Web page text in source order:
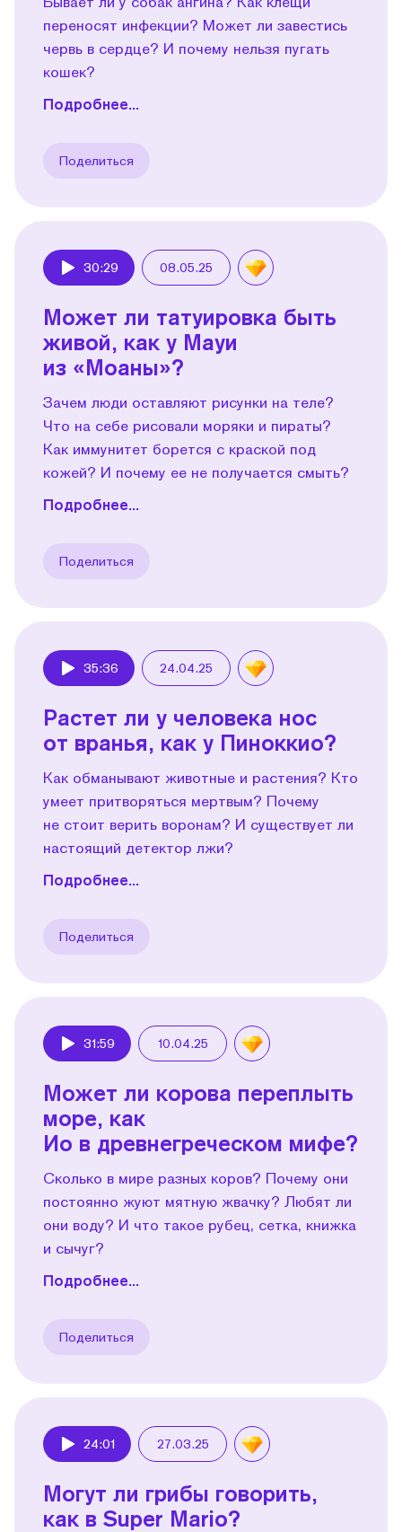
переносят инфекции? Может ли завестись
червь в сердце? И почему нельзя пугать
кошек?
Подробнее...
Поделиться
30:29 08.05.25
Может ли татуировка быть
живой, как у Мауи
из «Моаны»?
Зачем люди оставляют рисунки на теле?
Что на себе рисовали моряки и пираты?
Как иммунитет борется с краской под
кожей? И почему ее не получается смыть?
Подробнее...
Поделиться
35:36 24.04.25
Растет ли у человека нос
от вранья, как у Пиноккио?
Как обманывают животные и растения? Кто
умеет притворяться мертвым? Почему
не стоит верить воронам? И существует ли
настоящий детектор лжи?
Подробнее...
Поделиться
31:59 10.04.25
Может ли корова переплыть
море, как
Ио в древнегреческом мифе?
Сколько в мире разных коров? Почему они
постоянно жуют мятную жвачку? Любят ли
они воду? И что такое рубец, сетка, книжка
и сычуг?
Подробнее...
Поделиться
24:01 27.03.25
Могут ли грибы говорить,
как в Super Mario?